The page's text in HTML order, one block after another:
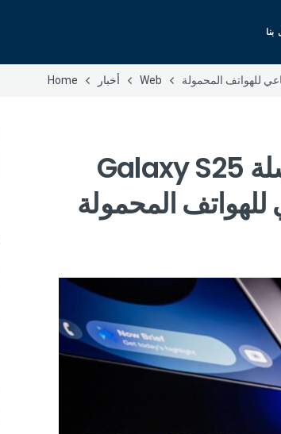
Web أخبار Home
سامسونج تكشف النقاب عن سلسلة Galaxy S25
المحمولة